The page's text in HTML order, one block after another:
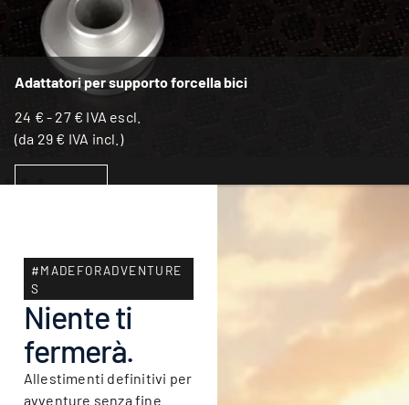
Adattatori per supporto forcella bici
24 € - 27 € IVA escl.
(da 29 € IVA incl.)
SCEGLI
#MADEFORADVENTURE
S
Niente ti
fermerà.
Allestimenti definitivi per
avventure senza fine.